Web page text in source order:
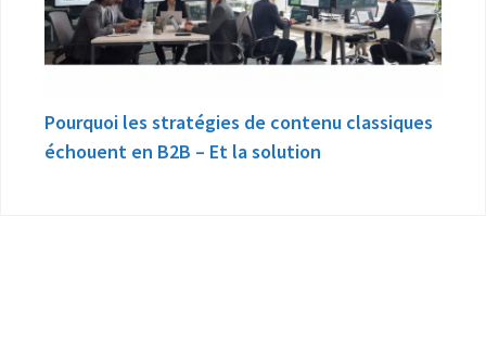
Pourquoi les stratégies de contenu classiques
échouent en B2B – Et la solution